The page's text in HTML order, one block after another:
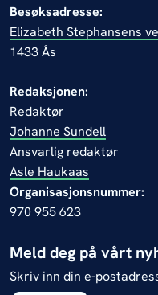
Besøksadresse:
Elizabeth Stephansens
1433 Ås
Redaksjonen:
Redaktør
Johanne Sundell
Ansvarlig redaktør
Asle Haukaas
Organisasjonsnummer:
970 955 623
Meld deg på vårt
Skriv inn din e-